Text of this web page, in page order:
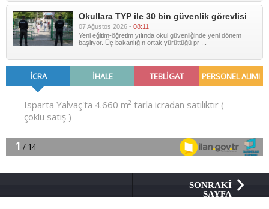
Okullara TYP ile 30 bin güvenlik görevlisi
07 Ağustos 2026 - 08:11
Yeni eğitim-öğretim yılında okul güvenliğinde yeni dönem
başlıyor. Üç bakanlığın ortak yürüttüğü pr ...
SONRAKİ
SAYFA